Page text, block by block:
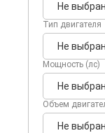
Не
Тип двигателя
Не
Мощность (лс)
Не
Объем
Не